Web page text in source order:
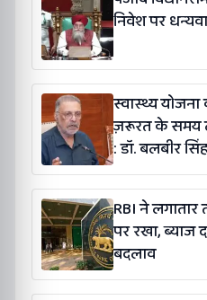
निवेश पर
स्वास्थ्य
ज़रूरत के समय
: डॉ. बलबीर सिंह
RBI ने लगातार
पर रखा, ब्याज
बदलाव